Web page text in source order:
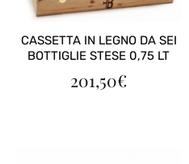
CASSETTA IN LEGNO DA SEI
BOTTIGLIE STESE 0,75 LT
201,50€